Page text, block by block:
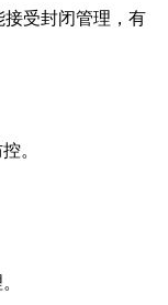
受封闭管理，有
。